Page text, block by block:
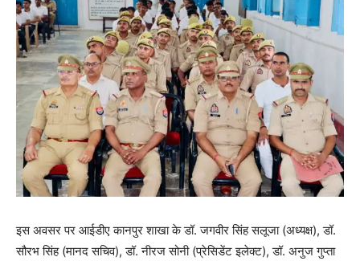
इस अवसर पर आईडीए कानपुर शाखा के डॉ. जगवीर सिंह सलूजा (अध्यक्ष), डॉ.
सौरभ सिंह (मानद सचिव), डॉ. नीरज सोनी (प्रेसिडेंट इलेक्ट), डॉ. अनुज गुप्ता